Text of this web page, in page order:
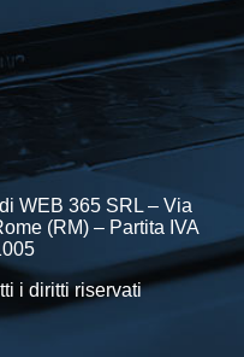
WEB 365 SRL – Via
(RM) – Partita IVA
i diritti riservati